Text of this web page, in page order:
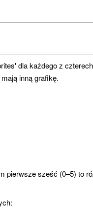
dla każdego z
inną grafikę.
pierwsze sześć (0–5) to